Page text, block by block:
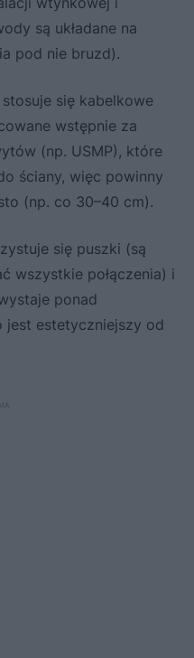
są układane na
pod nie bruzd).
się kabelkowe
wstępnie za
(np. USMP), które
ściany, więc powinny
(np. co 30–40 cm).
się puszki (są
wszystkie połączenia) i
ponad
jest estetyczniejszy od